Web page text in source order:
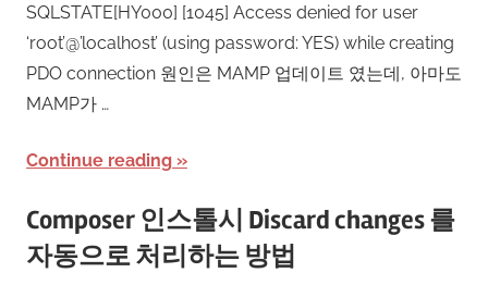
SQLSTATE[HY000] [1045] Access denied for user
‘root’@’localhost’ (using password: YES) while creating
PDO connection 원인은 MAMP 업데이트 였는데, 아마도
MAMP가 …
Continue reading
Composer 인스톨시 Discard changes 를
자동으로 처리하는 방법